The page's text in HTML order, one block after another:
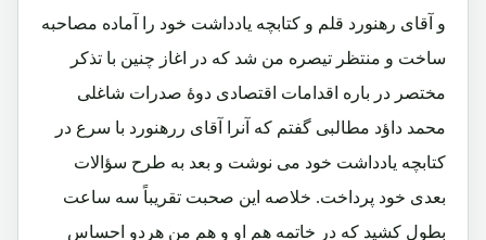
و آقای رهنورد قلم و کتابچه یادداشت خود را آماده مصاحبه
ساخت و منتظر تیصره من شد که در اغاز چنین با تذکر
مختصر در باره اقدامات اقتصادی دوۀ صدرات شاغلی
محمد داؤد مطالبی گفتم که آنرا آقای ررهنورد با سرع در
کتابچه یادداشت خود می نوشت و بعد به طرح سؤالات
بعدی خود پرداخت. خلاصه این صحبت تقریباً سه ساعت
بطول کشید که در خاتمه هم او و هم من هردو احساس